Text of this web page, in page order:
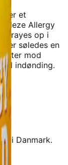
er et
Allergy
op i
søledes en
mod
indønding.
i Danmark.